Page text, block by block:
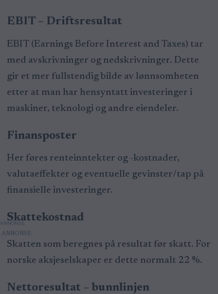
EBIT – Driftsresultat
EBIT (Earnings Before Interest and Taxes) tar
med avskrivninger og nedskrivninger. Dette
gir et mer fullstendig bilde av lønnsomheten
etter at man har hensyntatt investeringer i
maskiner, teknologi og andre eiendeler.
Finansposter
Her føres renteinntekter og -kostnader,
valutaeffekter og eventuelle gevinster/tap på
finansielle investeringer.
Skattekostnad
ANNONSE
Skatten som beregnes på resultat før skatt. For
norske aksjeselskaper er dette normalt 22 %.
Nettoresultat – bunnlinjen